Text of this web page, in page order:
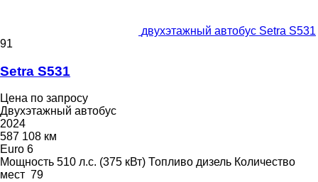
двухэтажный автобус Setra S531
91
Setra S531
Цена по запросу
Двухэтажный автобус
2024
587 108 км
Euro 6
Мощность 510 л.с. (375 кВт) Топливо дизель Количество
мест 79